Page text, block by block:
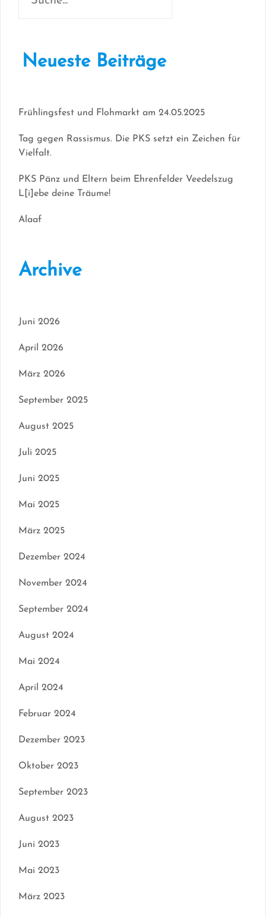
Neueste Beiträge
Frühlingsfest und Flohmarkt am 24.05.2025
Tag gegen Rassismus. Die PKS setzt ein Zeichen für
Vielfalt.
PKS Pänz und Eltern beim Ehrenfelder Veedelszug
L[i]ebe deine Träume!
Alaaf
Archive
Juni 2026
April 2026
März 2026
September 2025
August 2025
Juli 2025
Juni 2025
Mai 2025
März 2025
Dezember 2024
November 2024
September 2024
August 2024
Mai 2024
April 2024
Februar 2024
Dezember 2023
Oktober 2023
September 2023
August 2023
Juni 2023
Mai 2023
März 2023